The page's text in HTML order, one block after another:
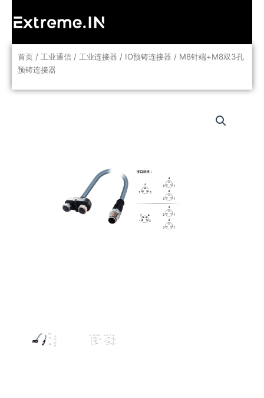
首页 / 工业通信 / 工业连接器 / IO预铸连接器 / M8针端+M8双3孔
预铸连接器